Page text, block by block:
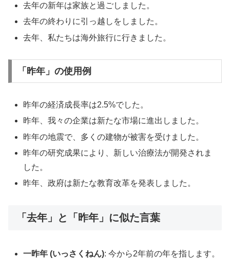
去年の新年は家族と過ごしました。
去年の終わりに引っ越しをしました。
去年、私たちは海外旅行に行きました。
「昨年」の使用例
昨年の経済成長率は2.5%でした。
昨年、我々の企業は新たな市場に進出しました。
昨年の地震で、多くの建物が被害を受けました。
昨年の研究成果により、新しい治療法が開発されま
した。
昨年、政府は新たな教育改革を発表しました。
「去年」と「昨年」に似た言葉
一昨年 (いっさくねん): 今から2年前の年を指します。